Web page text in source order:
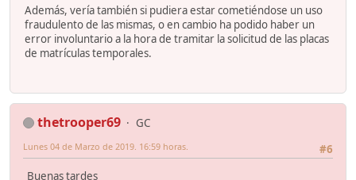
Además, vería también si pudiera estar cometiéndose un uso
fraudulento de las mismas, o en cambio ha podido haber un
error involuntario a la hora de tramitar la solicitud de las placas
de matrículas temporales.
thetrooper69
GC
#6
Lunes 04 de Marzo de 2019. 16:59 horas.
Buenas tardes